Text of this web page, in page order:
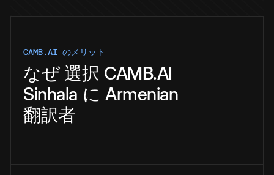
CAMB.AI のメリット
なぜ 選択 CAMB.AI
Sinhala に Armenian
翻訳者